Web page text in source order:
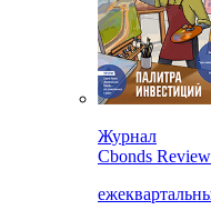
Журнал
Cbonds Review